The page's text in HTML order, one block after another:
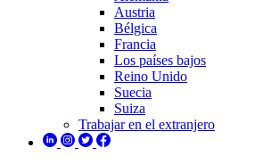
Austria
Bélgica
Francia
Los países bajos
Reino Unido
Suecia
Suiza
Trabajar en el extranjero